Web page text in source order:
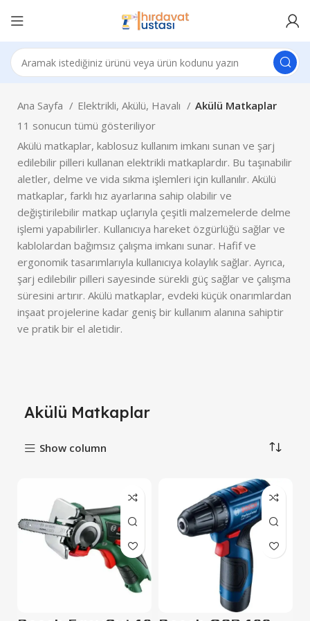
Ana Sayfa Elektrikli, Akülü, Havalı
Akülü Matkaplar
11 sonucun tümü gösteriliyor
Akülü matkaplar, kablosuz kullanım imkanı sunan ve şarj
edilebilir pilleri kullanan elektrikli matkaplardır. Bu taşınabilir
aletler, delme ve vida sıkma işlemleri için kullanılır. Akülü
matkaplar, farklı hız ayarlarına sahip olabilir ve
değiştirilebilir matkap uçlarıyla çeşitli malzemelerde delme
işlemi yapabilirler. Kullanıcıya hareket özgürlüğü sağlar ve
kablolardan bağımsız çalışma imkanı sunar. Hafif ve
ergonomik tasarımlarıyla kullanıcıya kolaylık sağlar. Ayrıca,
şarj edilebilir pilleri sayesinde sürekli güç sağlar ve çalışma
süresini artırır. Akülü matkaplar, evdeki küçük onarımlardan
inşaat projelerine kadar geniş bir kullanım alanına sahiptir
ve pratik bir el aletidir.
Akülü Matkaplar
Show column